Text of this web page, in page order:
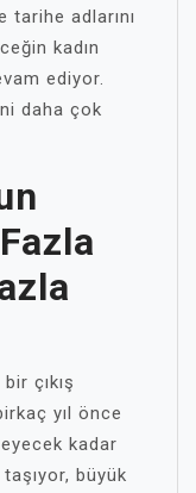
tarihe adlarını
kadın
ediyor.
daha çok
çıkış
yıl önce
kadar
büyük